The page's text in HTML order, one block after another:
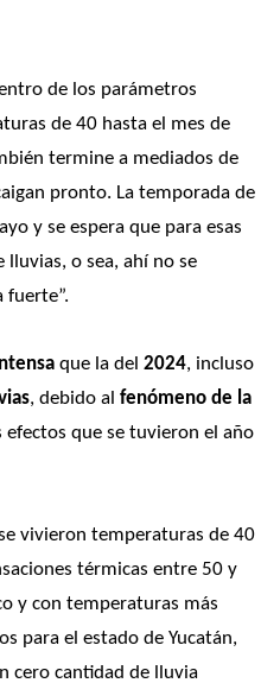
de los parámetros
de 40 hasta el mes de
termine a mediados de
pronto. La temporada de
y se espera que para esas
lluvias, o sea, ahí no se
fuerte”.
que la del 2024, incluso
, debido al fenómeno de la
que se tuvieron el año
vivieron temperaturas de 40
térmicas entre 50 y
y con temperaturas más
para el estado de Yucatán,
cero cantidad de lluvia